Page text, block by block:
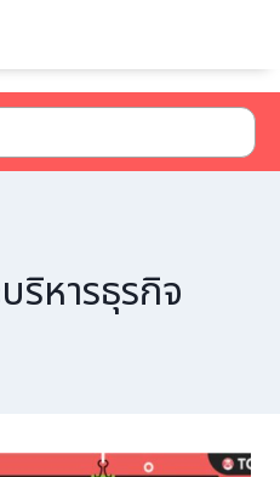
หารธุรกิจ